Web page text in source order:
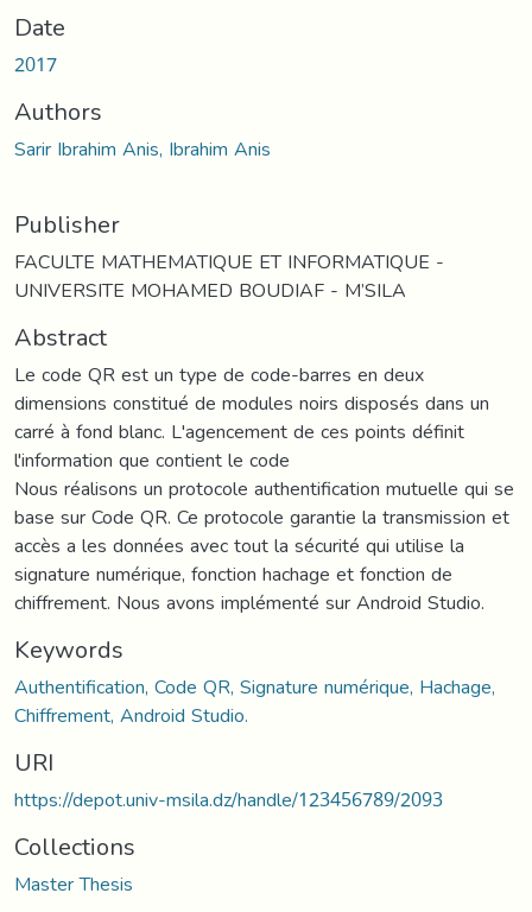
Date
2017
Authors
Sarir Ibrahim Anis, Ibrahim Anis
Publisher
FACULTE MATHEMATIQUE ET INFORMATIQUE -
UNIVERSITE MOHAMED BOUDIAF - M’SILA
Abstract
Le code QR est un type de code-barres en deux
dimensions constitué de modules noirs disposés dans un
carré à fond blanc. L'agencement de ces points définit
l'information que contient le code
Nous réalisons un protocole authentification mutuelle qui se
base sur Code QR. Ce protocole garantie la transmission et
accès a les données avec tout la sécurité qui utilise la
signature numérique, fonction hachage et fonction de
chiffrement. Nous avons implémenté sur Android Studio.
Keywords
Authentification, Code QR, Signature numérique, Hachage,
Chiffrement, Android Studio.
URI
https://depot.univ-msila.dz/handle/123456789/2093
Collections
Master Thesis